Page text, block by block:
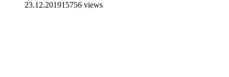
23.12.201915756 views